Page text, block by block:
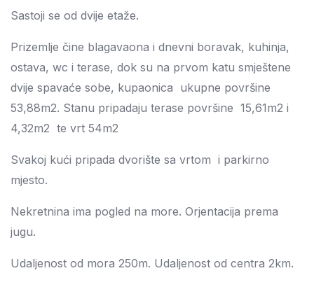
Sastoji se od dvije etaže.
Prizemlje čine blagavaona i dnevni boravak, kuhinja,
ostava, wc i terase, dok su na prvom katu smještene
dvije spavaće sobe, kupaonica ukupne površine
53,88m2. Stanu pripadaju terase površine 15,61m2 i
4,32m2 te vrt 54m2
Svakoj kući pripada dvorište sa vrtom i parkirno
mjesto.
Nekretnina ima pogled na more. Orjentacija prema
jugu.
Udaljenost od mora 250m. Udaljenost od centra 2km.